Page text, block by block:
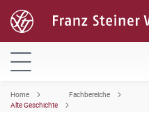
Home Fachbereiche
Alte Geschichte